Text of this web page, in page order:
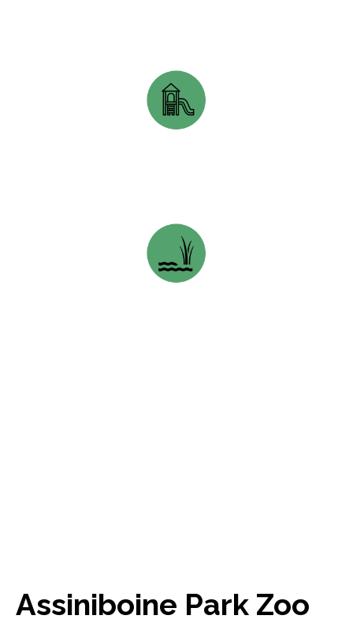
Assiniboine Park Zoo